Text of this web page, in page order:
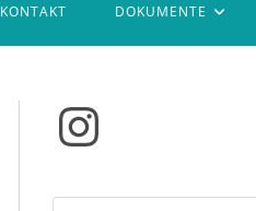
KONTAKT DOKUMENTE
Instagram